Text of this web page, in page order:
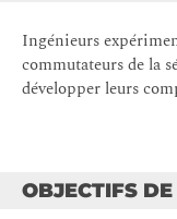
Ingénieurs
commutateurs de la
développer leurs
OBJECTIFS